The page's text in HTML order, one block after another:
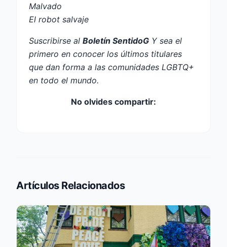
Malvado
El robot salvaje
Suscribirse al Boletín SentidoG Y sea el
primero en conocer los últimos titulares
que dan forma a las comunidades LGBTQ+
en todo el mundo.
No olvides compartir:
Artículos Relacionados